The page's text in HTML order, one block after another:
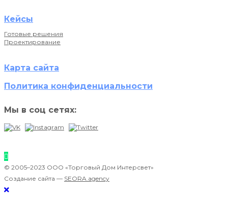
Кейсы
Готовые решения
Проектирование
Карта сайта
Политика конфиденциальности
Мы в соц сетях:
© 2005–2023 ООО «Торговый Дом Интерсвет»
Создание сайта — SEORA.agency